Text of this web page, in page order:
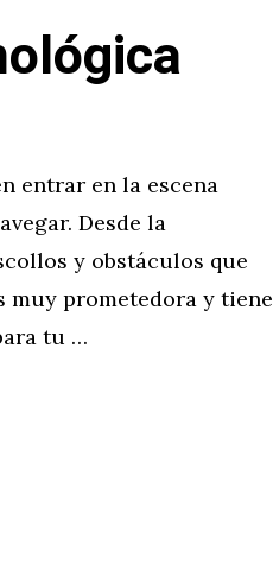
entrar en la escena
Desde la
y obstáculos que
muy prometedora y tiene
tu …